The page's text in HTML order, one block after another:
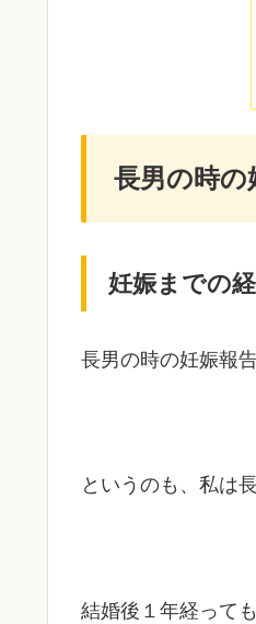
長男の時の
妊娠までの
長男の時の妊娠報
というのも、私は
結婚後１年経って